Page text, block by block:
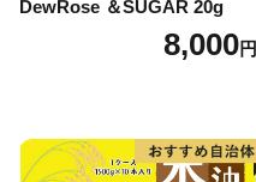
DewRose ＆SUGAR 20g
8,000円